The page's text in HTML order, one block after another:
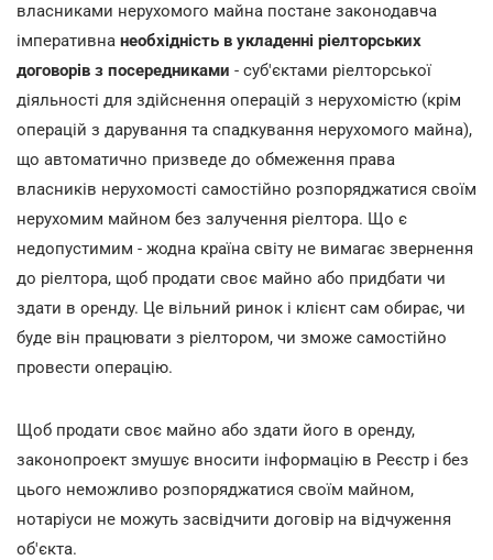
власниками нерухомого майна постане законодавча
імперативна необхідність в укладенні ріелторських
договорів з посередниками - суб'єктами ріелторської
діяльності для здійснення операцій з нерухомістю (крім
операцій з дарування та спадкування нерухомого майна),
що автоматично призведе до обмеження права
власників нерухомості самостійно розпоряджатися своїм
нерухомим майном без залучення ріелтора. Що є
недопустимим - жодна країна світу не вимагає звернення
до ріелтора, щоб продати своє майно або придбати чи
здати в оренду. Це вільний ринок і клієнт сам обирає, чи
буде він працювати з ріелтором, чи зможе самостійно
провести операцію.
Щоб продати своє майно або здати його в оренду,
законопроект змушує вносити інформацію в Реєстр і без
цього неможливо розпоряджатися своїм майном,
нотаріуси не можуть засвідчити договір на відчуження
об'єкта.